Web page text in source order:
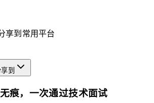
享到常用平台
到
痕，一次通过技术面试